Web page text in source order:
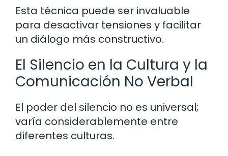
Esta técnica puede ser invaluable
para desactivar tensiones y facilitar
un diálogo más constructivo.
El Silencio en la Cultura y la
Comunicación No Verbal
El poder del silencio no es universal;
varía considerablemente entre
diferentes culturas.